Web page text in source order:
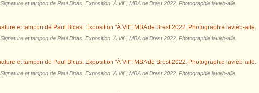
Signature et tampon de Paul Bloas. Exposition "À Vif", MBA de Brest 2022. Photographie lavieb-aile.
Signature et tampon de Paul Bloas. Exposition "À Vif", MBA de Brest 2022. Photographie lavieb-aile.
Signature et tampon de Paul Bloas. Exposition "À Vif", MBA de Brest 2022. Photographie lavieb-aile.